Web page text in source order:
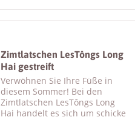
Zimtlatschen LesTôngs Long
Hai gestreift
Verwöhnen Sie Ihre Füße in
diesem Sommer! Bei den
Zimtlatschen LesTôngs Long
Hai handelt es sich um schicke